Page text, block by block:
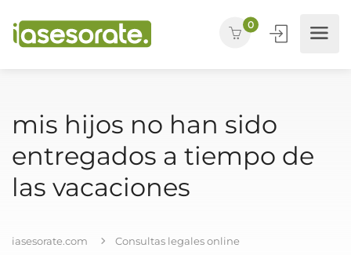
0
mis hijos no han sido
entregados a tiempo de
las vacaciones
iasesorate.com
Consultas legales online